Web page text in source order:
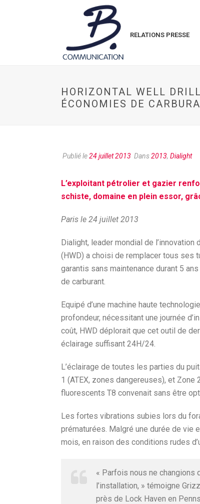
RELATIONS PRESSE
HORIZONTAL WELL
ÉCONOMIES DE
Publié le24 juillet 2013 Dans2013, Dialight
L’exploitant pétrolier et gazier
schiste, domaine en plein essor,
Paris le 24 juillet 2013
Dialight, leader mondial de l’innovation
(HWD) a choisi de remplacer tous ses
garantis sans maintenance durant 5
de carburant.
Equipé d’une machine haute
profondeur, nécessitant une journée
coût, HWD déplorait que cet outil de
éclairage suffisant 24H/24.
L’éclairage de toutes les parties du
1 (ATEX, zones dangereuses), et
fluorescents T8 convenait sans être
Les fortes vibrations subies lors du
prématurées. Malgré une durée de vie
mois, en raison des conditions rudes
« Parfois nous ne changions
l’installation, » témoigne
près de Lock Haven en